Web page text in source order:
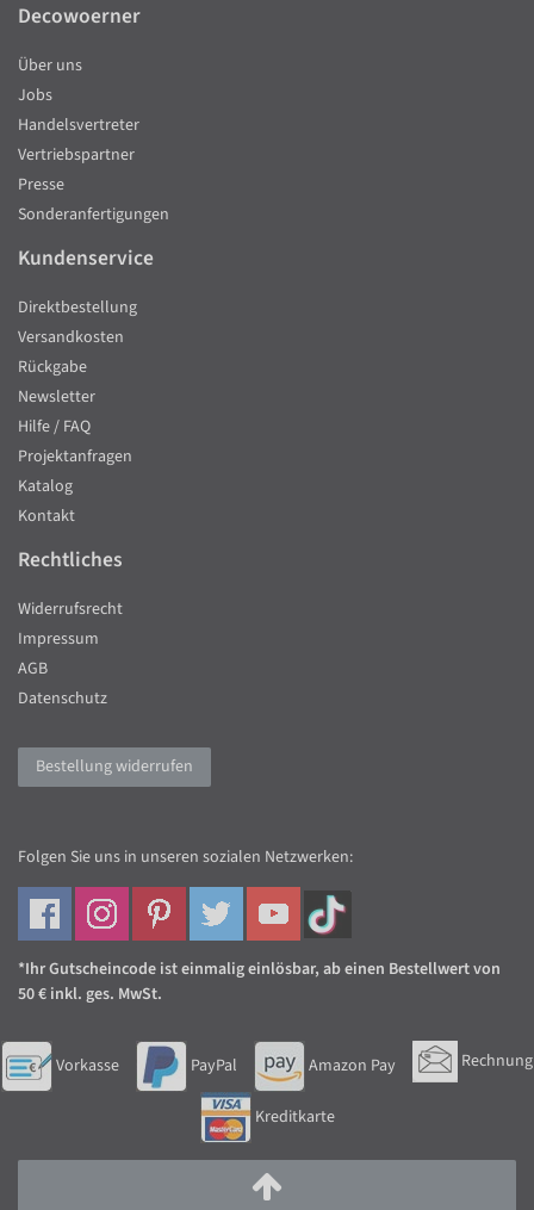
Decowoerner
Über uns
Jobs
Handelsvertreter
Vertriebspartner
Presse
Sonderanfertigungen
Kundenservice
Direktbestellung
Versandkosten
Rückgabe
Newsletter
Hilfe / FAQ
Projektanfragen
Katalog
Kontakt
Rechtliches
Widerrufsrecht
Impressum
AGB
Datenschutz
Bestellung widerrufen
Folgen Sie uns in unseren sozialen Netzwerken:
*Ihr Gutscheincode ist einmalig einlösbar, ab einen Bestellwert von
50 € inkl. ges. MwSt.
Vorkasse PayPal Amazon Pay Rechnung
Kreditkarte